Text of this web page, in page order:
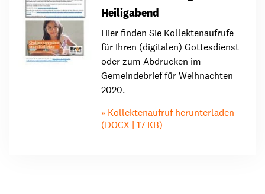
Heiligabend
Hier finden Sie Kollektenaufrufe
für Ihren (digitalen) Gottesdienst
oder zum Abdrucken im
Gemeindebrief für Weihnachten
2020.
Kollektenaufruf herunterladen
(DOCX | 17 KB)